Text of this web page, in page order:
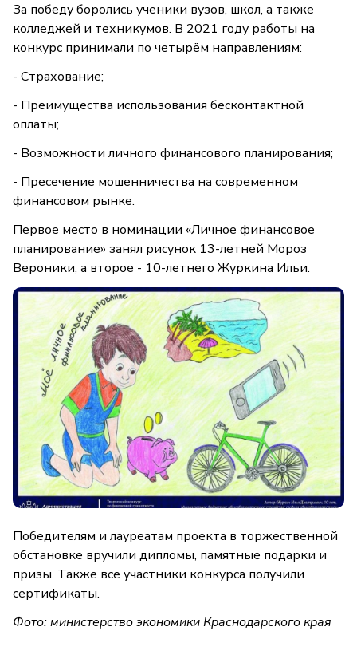
За победу боролись ученики вузов, школ, а также
колледжей и техникумов. В 2021 году работы на
конкурс принимали по четырём направлениям:
- Страхование;
- Преимущества использования бесконтактной
оплаты;
- Возможности личного финансового планирования;
- Пресечение мошенничества на современном
финансовом рынке.
Первое место в номинации «Личное финансовое
планирование» занял рисунок 13-летней Мороз
Вероники, а второе - 10-летнего Журкина Ильи.
Победителям и лауреатам проекта в торжественной
обстановке вручили дипломы, памятные подарки и
призы. Также все участники конкурса получили
сертификаты.
Фото: министерство экономики Краснодарского края